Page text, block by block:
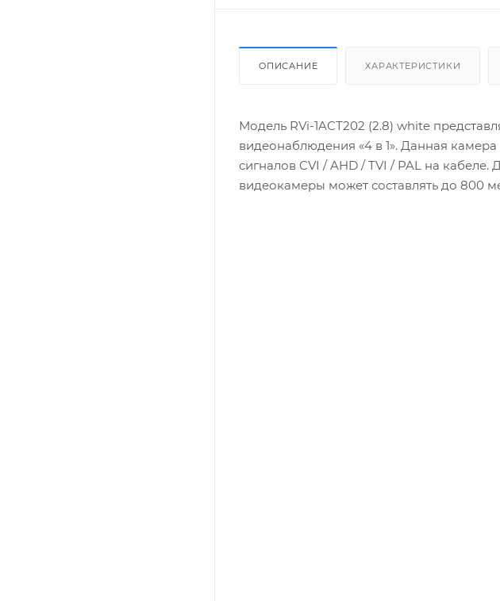
ОПИСАНИЕ ХАРАКТЕРИСТИКИ
Модель RVi-1ACT202 (2.8) white
видеонаблюдения «4 в 1». Данная
сигналов CVI / AHD / TVI / PAL на кабеле.
видеокамеры может составлять до 800